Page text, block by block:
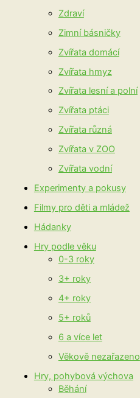
Zdraví
Zimní básničky
Zvířata domácí
Zvířata hmyz
Zvířata lesní a polní
Zvířata ptáci
Zvířata různá
Zvířata v ZOO
Zvířata vodní
Experimenty a pokusy
Filmy pro děti a mládež
Hádanky
Hry podle věku
0-3 roky
3+ roky
4+ roky
5+ roků
6 a více let
Věkově nezařazeno
Hry, pohybová výchova
Běhání